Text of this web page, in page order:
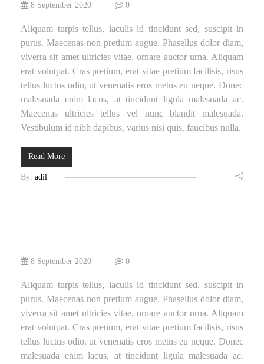
8 September 2020 0
Aliquam turpis tellus, iaculis id tincidunt sed, suscipit in
purus. Maecenas non pretium augue. Phasellus dolor diam,
viverra sit amet ultricies vitae, ornare auctor urna. Aliquam
erat volutpat. Cras pretium, erat vitae pretium facilisis, risus
tellus luctus odio, ut venenatis eros metus eu neque. Donec
malesuada enim lacus, at tincidunt ligula malesuada ac.
Maecenas ultricies tellus vel nunc blandit malesuada.
Vestibulum id nibh dapibus, varius nisi quis, faucibus nulla.
Read More
By: adil
8 September 2020 0
Aliquam turpis tellus, iaculis id tincidunt sed, suscipit in
purus. Maecenas non pretium augue. Phasellus dolor diam,
viverra sit amet ultricies vitae, ornare auctor urna. Aliquam
erat volutpat. Cras pretium, erat vitae pretium facilisis, risus
tellus luctus odio, ut venenatis eros metus eu neque. Donec
malesuada enim lacus, at tincidunt ligula malesuada ac.